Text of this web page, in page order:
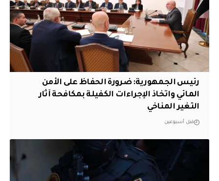
رئيس الجمهورية: ضرورة الحفاظ على الأمن
المائي واتخاذ الإجراءات الكفيلة بمكافحة آثار
التغير المناخي
قبل أسبوعين